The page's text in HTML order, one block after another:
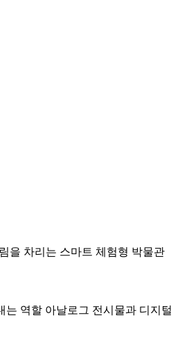
을 차리는 스마트 체험형 박물관